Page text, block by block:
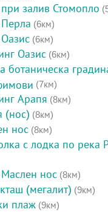
залив Стомопло
(6км)
(6км)
Оазис (6км)
ботаническа
(7км)
Арапя (8км)
(нос) (8км)
нос (8км)
с лодка по река
нос (8км)
(мегалит) (9км)
плаж (9км)